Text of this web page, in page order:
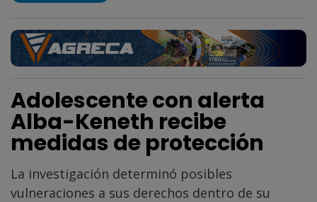
Adolescente con alerta
Alba-Keneth recibe
medidas de protección
La investigación determinó posibles
vulneraciones a sus derechos dentro de su